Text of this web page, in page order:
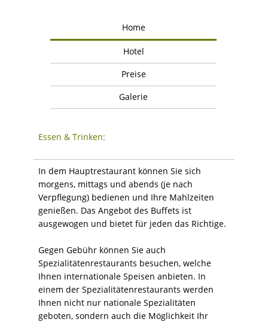
Home
Hotel
Preise
Galerie
Essen & Trinken:
In dem Hauptrestaurant können Sie sich
morgens, mittags und abends (je nach
Verpflegung) bedienen und Ihre Mahlzeiten
genießen. Das Angebot des Buffets ist
ausgewogen und bietet für jeden das Richtige.
Gegen Gebühr können Sie auch
Spezialitätenrestaurants besuchen, welche
Ihnen internationale Speisen anbieten. In
einem der Spezialitätenrestaurants werden
Ihnen nicht nur nationale Spezialitäten
geboten, sondern auch die Möglichkeit Ihr